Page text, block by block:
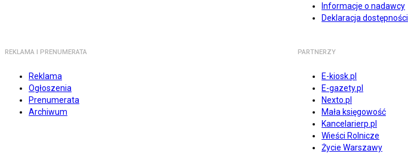
Informacje o nadawcy
Deklaracja dostępności
REKLAMA I PRENUMERATA
Reklama
Ogłoszenia
Prenumerata
Archiwum
PARTNERZY
E-kiosk.pl
E-gazety.pl
Nexto.pl
Mała księgowość
Kancelarierp.pl
Wieści Rolnicze
Życie Warszawy